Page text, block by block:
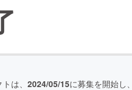
は、 2024/05/15に募集を開始し、